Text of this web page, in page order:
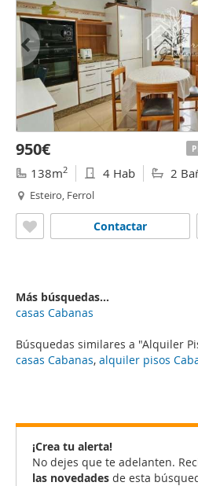
Búsquedas similares a "Alquiler
casas Cabanas, alquiler pisos
950€
138m2 4 Hab 2
Esteiro, Ferrol
Contactar
Más búsquedas...
casas Cabanas
¡Crea tu alerta!
No dejes que te adelanten.
las novedades de esta